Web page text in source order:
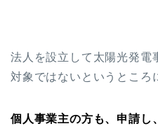
法人を設立して太陽光発電
対象ではないというところ
個人事業主の方も、申請し